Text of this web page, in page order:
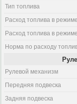
Тип топлива
Расход топлива в
Расход топлива в
Норма по расходу
Рулевой механизм
Передняя подвеска
Задняя подвеска